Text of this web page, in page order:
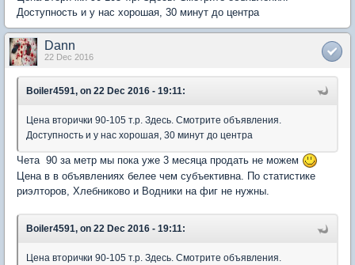
Доступность и у нас хорошая, 30 минут до центра
Dann
22 Dec 2016
Boiler4591, on 22 Dec 2016 - 19:11:
Цена вторички 90-105 т.р. Здесь. Смотрите объявления.
Доступность и у нас хорошая, 30 минут до центра
Чета 90 за метр мы пока уже 3 месяца продать не можем
Цена в в объявлениях белее чем субъективна. По статистике
риэлторов, Хлебниково и Водники на фиг не нужны.
Boiler4591, on 22 Dec 2016 - 19:11:
Цена вторички 90-105 т.р. Здесь. Смотрите объявления.